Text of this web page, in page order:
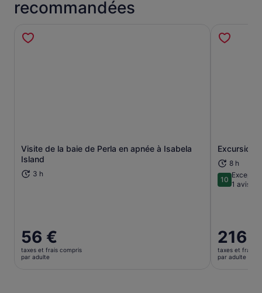
Jour 5 : DépartFaites un dernier arrêt aux anciennes
avant de retourner à l'aéroport.
recommandées
Visite de la baie de Perla en apnée à Isabela
Island
3 h
Le
prix
est
56 €
taxes et frais compris
par adulte
S’ouvre dans un nouvel onglet.
Excursion
8 h
1010 sur 10
1 avis
Le
prix
est
216 €
taxes et frais
par adulte